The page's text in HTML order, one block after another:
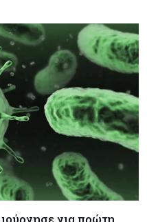
09-08-2026
που λείπει από την
09-08-2026
ποντάρει η Κύπρος για
τον χειμώνα
08-08-2026
τα αποθέματα της